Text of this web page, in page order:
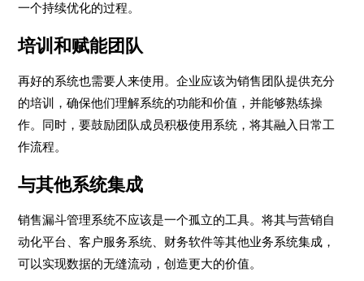
一个持续优化的过程。
培训和赋能团队
再好的系统也需要人来使用。企业应该为销售团队提供充分
的培训，确保他们理解系统的功能和价值，并能够熟练操
作。同时，要鼓励团队成员积极使用系统，将其融入日常工
作流程。
与其他系统集成
销售漏斗管理系统不应该是一个孤立的工具。将其与营销自
动化平台、客户服务系统、财务软件等其他业务系统集成，
可以实现数据的无缝流动，创造更大的价值。